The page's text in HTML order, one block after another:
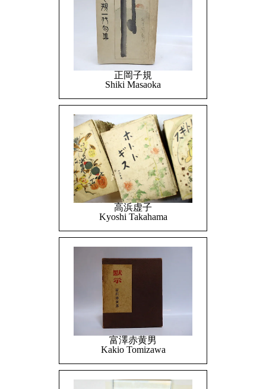
正岡子規
Shiki Masaoka
高浜虚子
Kyoshi Takahama
富澤赤黄男
Kakio Tomizawa